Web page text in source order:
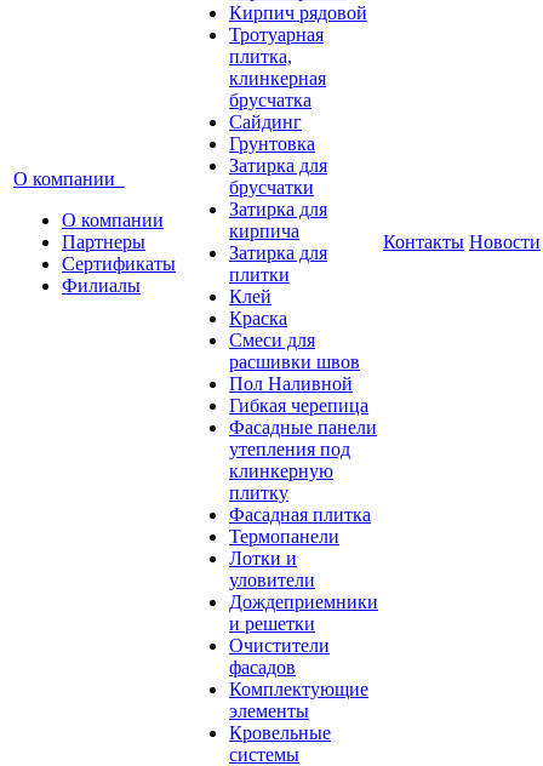
О компании
О компании
Партнеры
Сертификаты
Филиалы
Кирпич рядовой
Тротуарная
плитка,
клинкерная
брусчатка
Сайдинг
Грунтовка
Затирка для
брусчатки
Затирка для
кирпича
Затирка для
плитки
Клей
Краска
Смеси для
расшивки швов
Пол Наливной
Гибкая черепица
Фасадные панели
утепления под
клинкерную
плитку
Фасадная плитка
Термопанели
Лотки и
уловители
Дождеприемники
и решетки
Очистители
фасадов
Комплектующие
элементы
Кровельные
системы
Контакты Новости